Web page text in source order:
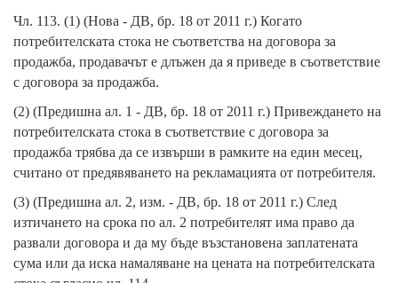
Чл. 113. (1) (Нова - ДВ, бр. 18 от 2011 г.) Когато
потребителската стока не съответства на договора за
продажба, продавачът е длъжен да я приведе в съответствие
с договора за продажба.
(2) (Предишна ал. 1 - ДВ, бр. 18 от 2011 г.) Привеждането на
потребителската стока в съответствие с договора за
продажба трябва да се извърши в рамките на един месец,
считано от предявяването на рекламацията от потребителя.
(3) (Предишна ал. 2, изм. - ДВ, бр. 18 от 2011 г.) След
изтичането на срока по ал. 2 потребителят има право да
развали договора и да му бъде възстановена заплатената
сума или да иска намаляване на цената на потребителската